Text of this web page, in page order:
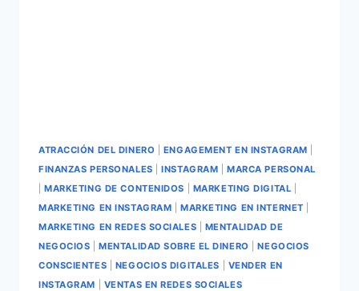
ATRACCIÓN DEL DINERO ENGAGEMENT EN INSTAGRAM
FINANZAS PERSONALES |INSTAGRAM |MARCA PERSONAL
|MARKETING DE CONTENIDOS MARKETING DIGITAL
MARKETING EN INSTAGRAM |MARKETING EN INTERNET
MARKETING EN REDES SOCIALES
MENTALIDAD DE
NEGOCIOS |MENTALIDAD SOBRE EL DINERO |NEGOCIOS
CONSCIENTES
NEGOCIOS DIGITALES
VENDER EN
INSTAGRAM
VENTAS EN REDES SOCIALES